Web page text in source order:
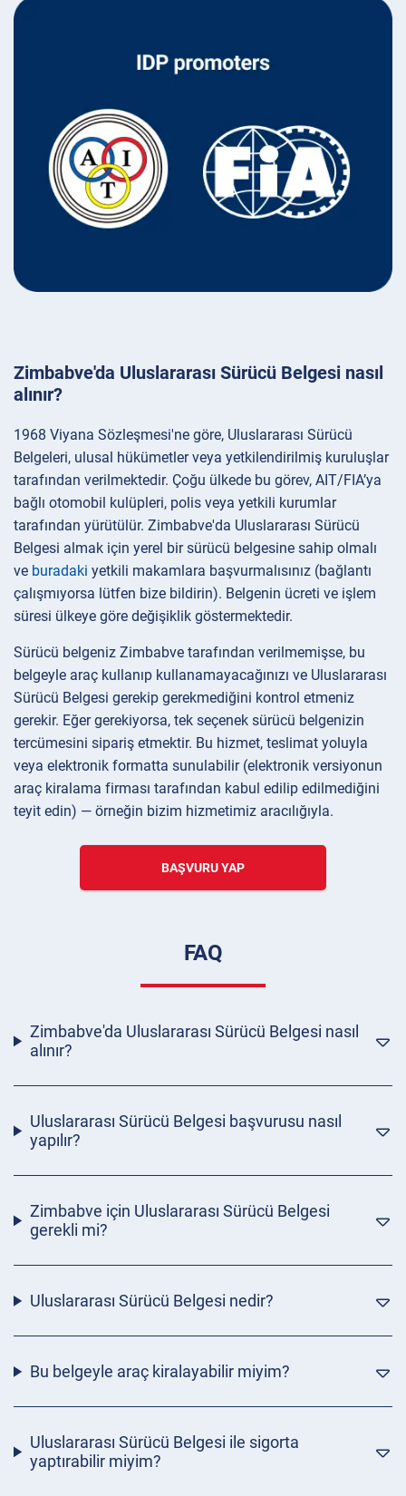
Zimbabve'da Uluslararası Sürücü Belgesi nasıl
alınır?
1968 Viyana Sözleşmesi'ne göre, Uluslararası Sürücü
Belgeleri, ulusal hükümetler veya yetkilendirilmiş kuruluşlar
tarafından verilmektedir. Çoğu ülkede bu görev, AIT/FIA’ya
bağlı otomobil kulüpleri, polis veya yetkili kurumlar
tarafından yürütülür. Zimbabve'da Uluslararası Sürücü
Belgesi almak için yerel bir sürücü belgesine sahip olmalı
ve buradaki yetkili makamlara başvurmalısınız (bağlantı
çalışmıyorsa lütfen bize bildirin). Belgenin ücreti ve işlem
süresi ülkeye göre değişiklik göstermektedir.
Sürücü belgeniz Zimbabve tarafından verilmemişse, bu
belgeyle araç kullanıp kullanamayacağınızı ve Uluslararası
Sürücü Belgesi gerekip gerekmediğini kontrol etmeniz
gerekir. Eğer gerekiyorsa, tek seçenek sürücü belgenizin
tercümesini sipariş etmektir. Bu hizmet, teslimat yoluyla
veya elektronik formatta sunulabilir (elektronik versiyonun
araç kiralama firması tarafından kabul edilip edilmediğini
teyit edin) — örneğin bizim hizmetimiz aracılığıyla.
BAŞVURU YAP
FAQ
Zimbabve'da Uluslararası Sürücü Belgesi nasıl
alınır?
Uluslararası Sürücü Belgesi başvurusu nasıl
yapılır?
Zimbabve için Uluslararası Sürücü Belgesi
gerekli mi?
Uluslararası Sürücü Belgesi nedir?
Bu belgeyle araç kiralayabilir miyim?
Uluslararası Sürücü Belgesi ile sigorta
yaptırabilir miyim?